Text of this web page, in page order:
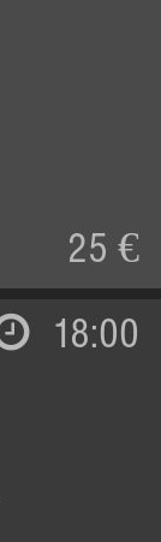
25 €
18:00